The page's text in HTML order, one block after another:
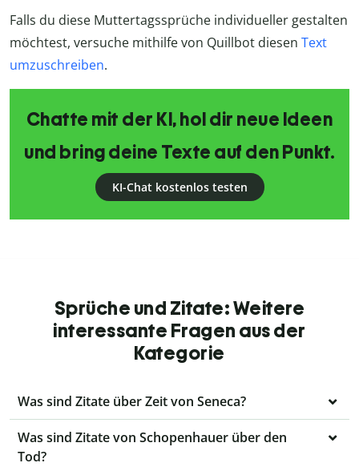
Falls du diese Muttertagssprüche individueller gestalten
möchtest, versuche mithilfe von Quillbot diesen Text
umzuschreiben.
Chatte mit der KI, hol dir neue Ideen
und bring deine Texte auf den Punkt.
KI-Chat kostenlos testen
Sprüche und Zitate: Weitere
interessante Fragen aus der
Kategorie
Was sind Zitate über Zeit von Seneca?
Was sind Zitate von Schopenhauer über den
Tod?